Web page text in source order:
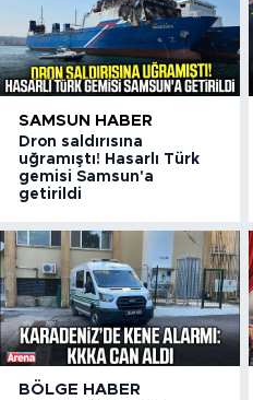
SAMSUN HABER
Dron saldırısına
uğramıştı! Hasarlı Türk
gemisi Samsun'a
getirildi
BÖLGE HABER